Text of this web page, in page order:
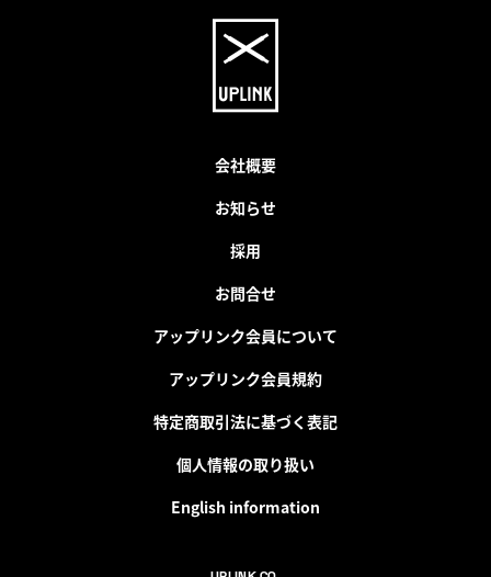
会社概要
お知らせ
採用
お問合せ
アップリンク会員について
アップリンク会員規約
特定商取引法に基づく表記
個人情報の取り扱い
English information